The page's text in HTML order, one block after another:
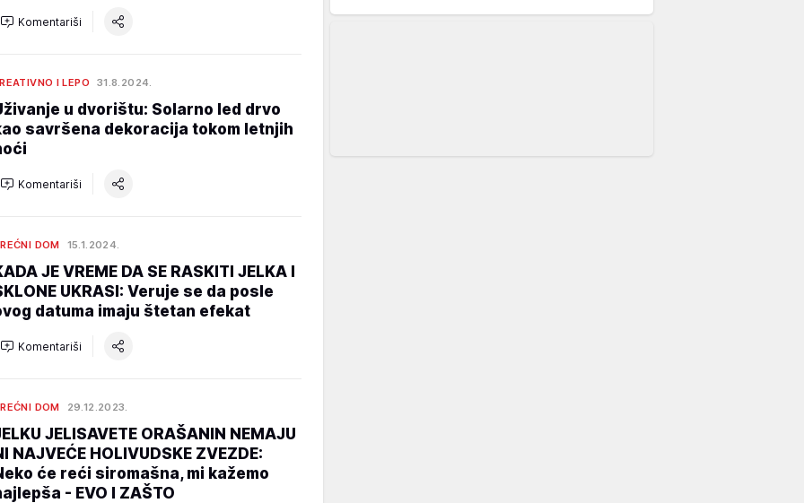
Komentariši
I LEPO 31.8.2024.
u dvorištu: Solarno led drvo
savršena dekoracija tokom letnjih
Komentariši
DOM 15.1.2024.
JE VREME DA SE RASKITI JELKA I
UKRASI: Veruje se da posle
datuma imaju štetan efekat
Komentariši
DOM 29.12.2023.
JELISAVETE ORAŠANIN NEMAJU
NAJVEĆE HOLIVUDSKE ZVEZDE:
će reći siromašna, mi kažemo
- EVO I ZAŠTO